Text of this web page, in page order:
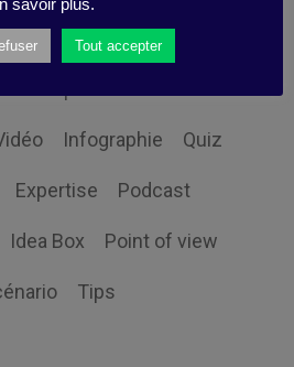
Synthèse
Infographie Quiz
Expertise Podcast
Idea Box Point of view
Tips
savoir plus.
Tout accepter